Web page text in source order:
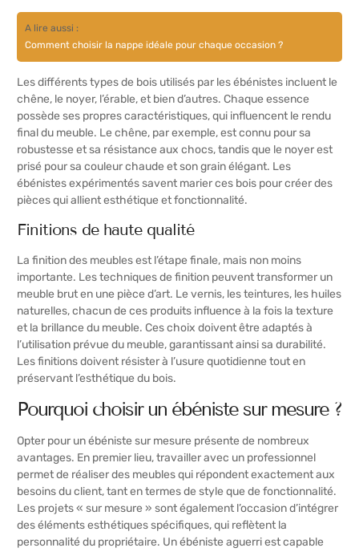
A lire aussi :
Comment choisir la nappe idéale pour chaque occasion ?
Les différents types de bois utilisés par les ébénistes incluent le
chêne, le noyer, l’érable, et bien d’autres. Chaque essence
possède ses propres caractéristiques, qui influencent le rendu
final du meuble. Le chêne, par exemple, est connu pour sa
robustesse et sa résistance aux chocs, tandis que le noyer est
prisé pour sa couleur chaude et son grain élégant. Les
ébénistes expérimentés savent marier ces bois pour créer des
pièces qui allient esthétique et fonctionnalité.
Finitions de haute qualité
La finition des meubles est l’étape finale, mais non moins
importante. Les techniques de finition peuvent transformer un
meuble brut en une pièce d’art. Le vernis, les teintures, les huiles
naturelles, chacun de ces produits influence à la fois la texture
et la brillance du meuble. Ces choix doivent être adaptés à
l’utilisation prévue du meuble, garantissant ainsi sa durabilité.
Les finitions doivent résister à l’usure quotidienne tout en
préservant l’esthétique du bois.
Pourquoi choisir un ébéniste sur mesure ?
Opter pour un ébéniste sur mesure présente de nombreux
avantages. En premier lieu, travailler avec un professionnel
permet de réaliser des meubles qui répondent exactement aux
besoins du client, tant en termes de style que de fonctionnalité.
Les projets « sur mesure » sont également l’occasion d’intégrer
des éléments esthétiques spécifiques, qui reflètent la
personnalité du propriétaire. Un ébéniste aguerri est capable